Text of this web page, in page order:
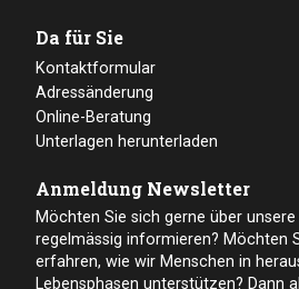
erfahren, wie wir Menschen in
Newsletter!
Newsletter abonnieren